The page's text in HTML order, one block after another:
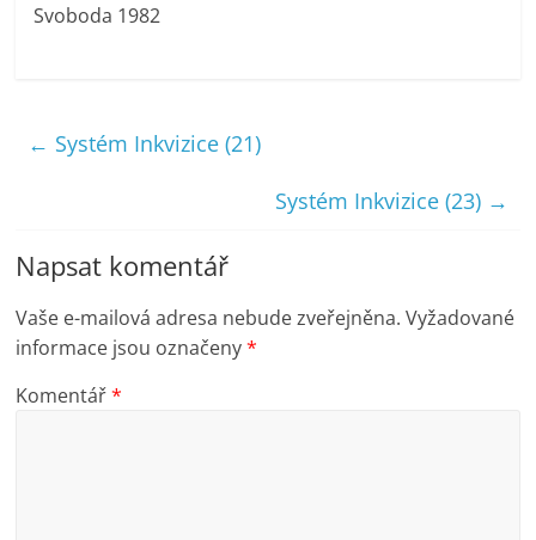
Svoboda 1982
← Systém Inkvizice (21)
Systém Inkvizice (23) →
Napsat komentář
Vaše e-mailová adresa nebude zveřejněna. Vyžadované
informace jsou označeny*
Komentář*